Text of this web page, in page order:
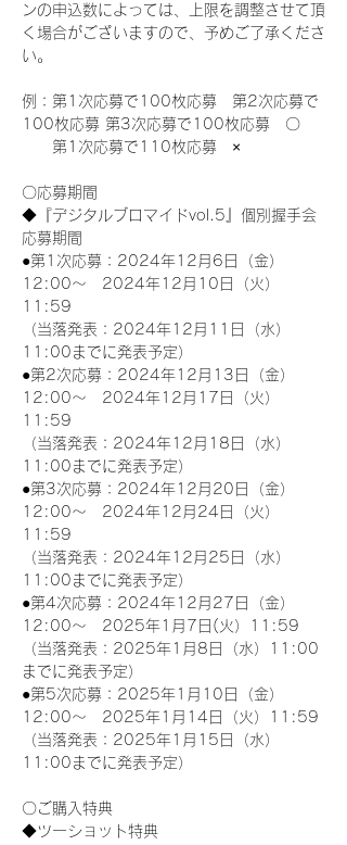
ンの申込数によっては、上限を調整させて頂
く場合がございますので、予めご了承くださ
い。
例：第1次応募で100枚応募　第2次応募で
100枚応募 第3次応募で100枚応募　〇
第1次応募で110枚応募　×
〇応募期間
◆『デジタルブロマイドvol.5』個別握手会
応募期間
●第1次応募：2024年12月6日（金）
12:00～　2024年12月10日（火）
11:59
（当落発表：2024年12月11日（水）
11:00までに発表予定）
●第2次応募：2024年12月13日（金）
12:00～　2024年12月17日（火）
11:59
（当落発表：2024年12月18日（水）
11:00までに発表予定）
●第3次応募：2024年12月20日（金）
12:00～　2024年12月24日（火）
11:59
（当落発表：2024年12月25日（水）
11:00までに発表予定）
●第4次応募：2024年12月27日（金）
12:00～　2025年1月7日(火）11:59
（当落発表：2025年1月8日（水）11:00
までに発表予定）
●第5次応募：2025年1月10日（金）
12:00～　2025年1月14日（火）11:59
（当落発表：2025年1月15日（水）
11:00までに発表予定）
〇ご購入特典
◆ツーショット特典